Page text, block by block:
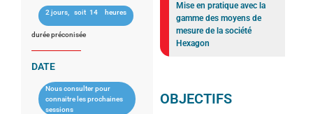
2 jours, soit 14 heures
durée préconisée
DATE
Nous consulter pour
connaitre les prochaines
sessions
Mise en pratique avec la
gamme des moyens de
mesure de la société
Hexagon
OBJECTIFS